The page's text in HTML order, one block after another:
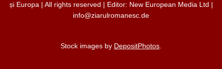
și Europa | All rights reserved | Editor: New European Media Ltd |
info@ziarulromanesc.de
Stock images by DepositPhotos.